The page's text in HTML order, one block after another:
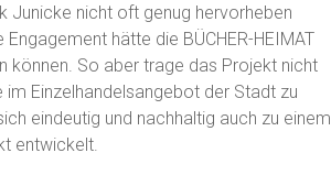
Junicke nicht oft genug hervorheben
hätte die BÜCHER-HEIMAT
können. So aber trage das Projekt nicht
im Einzelhandelsangebot der Stadt zu
eindeutig und nachhaltig auch zu einem
entwickelt.